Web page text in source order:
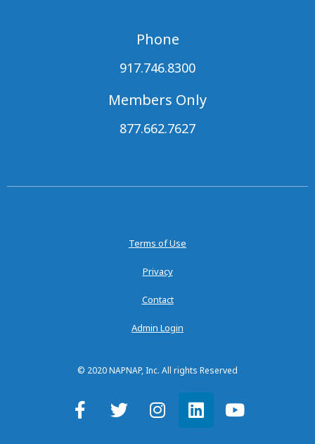
Phone
917.746.8300
Members Only
877.662.7627
Terms of Use
Privacy
Contact
Admin Login
© 2020 NAPNAP, Inc. All rights Reserved